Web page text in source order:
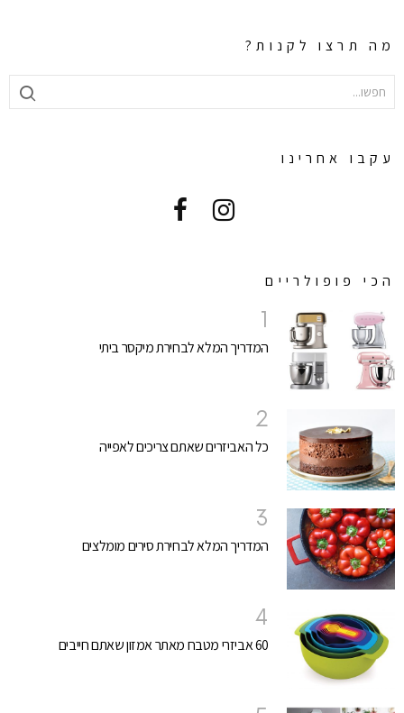
מה תרצו לקנות?
SEARCH
FOR:
עקבו אחרינו
הכי פופולריים
המדריך המלא לבחירת מיקסר ביתי
כל האביזרים שאתם צריכים לאפייה
המדריך המלא לבחירת סירים מומלצים
60 אביזרי מטבח מאתר אמזון שאתם חייבים